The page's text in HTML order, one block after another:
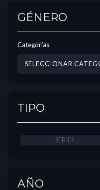
GÉNERO
Categorías
TIPO
SERIES
AÑO